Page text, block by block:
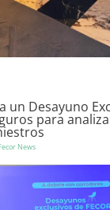
un Desayuno
para
News